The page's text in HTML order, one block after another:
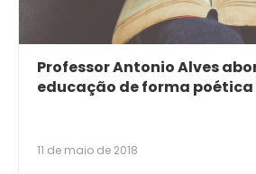
Professor Antonio Alves
educação de forma poética
11 de maio de 2018